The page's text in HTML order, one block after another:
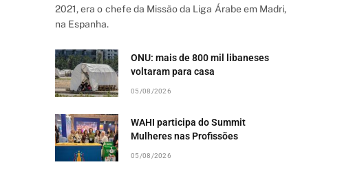
2021, era o chefe da Missão da Liga Árabe em Madri,
na Espanha.
ONU: mais de 800 mil libaneses
voltaram para casa
05/08/2026
WAHI participa do Summit
Mulheres nas Profissões
05/08/2026